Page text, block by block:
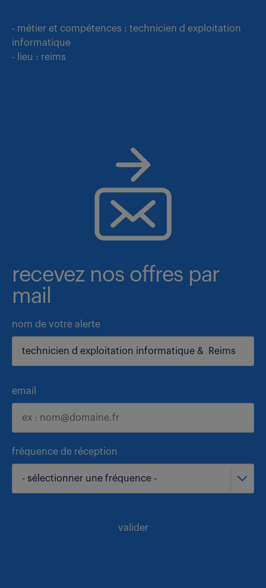
- métier et compétences : technicien d exploitation
informatique
- lieu : reims
recevez nos offres par
mail
nom de votre alerte
email
fréquence de réception
- sélectionner une fréquence -
valider